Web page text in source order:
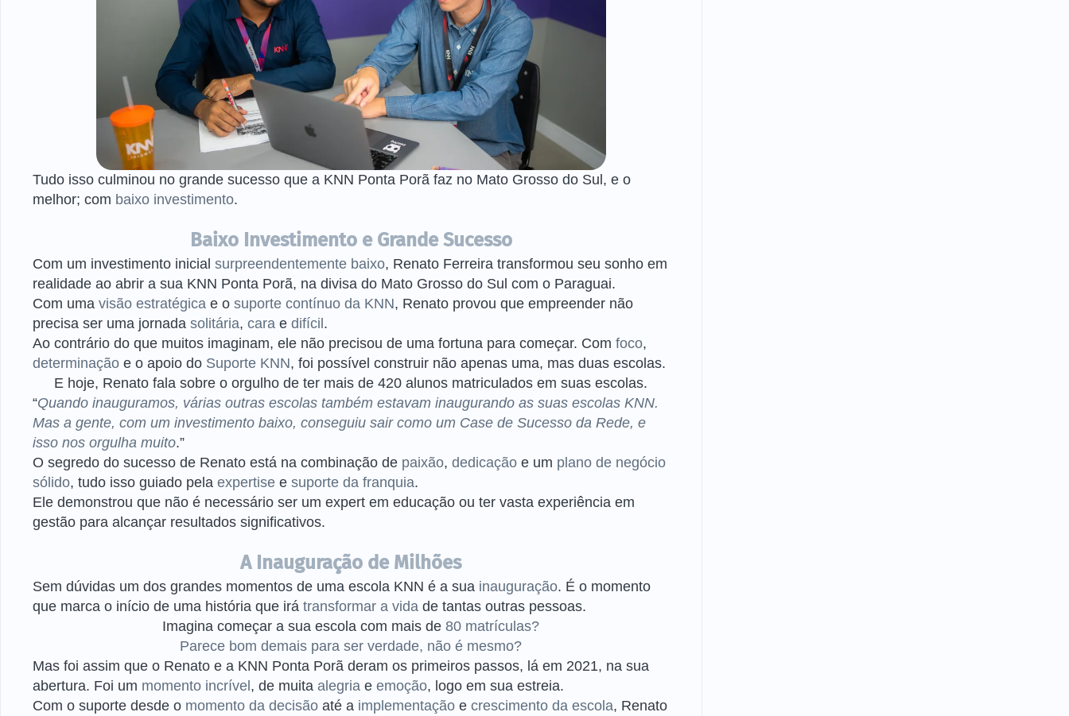
Tudo isso culminou no grande sucesso que a KNN Ponta Porã faz no Mato Grosso do Sul, e o
melhor; com baixo investimento.
Baixo Investimento e Grande Sucesso
Com um investimento inicial surpreendentemente baixo, Renato Ferreira transformou seu sonho em
realidade ao abrir a sua KNN Ponta Porã, na divisa do Mato Grosso do Sul com o Paraguai.
Com uma visão estratégica e o suporte contínuo da KNN, Renato provou que empreender não
precisa ser uma jornada solitária, cara e difícil.
Ao contrário do que muitos imaginam, ele não precisou de uma fortuna para começar. Com foco,
determinação e o apoio do Suporte KNN, foi possível construir não apenas uma, mas duas escolas.
E hoje, Renato fala sobre o orgulho de ter mais de 420 alunos matriculados em suas escolas.
“Quando inauguramos, várias outras escolas também estavam inaugurando as suas escolas KNN.
Mas a gente, com um investimento baixo, conseguiu sair como um Case de Sucesso da Rede, e
isso nos orgulha muito.”
O segredo do sucesso de Renato está na combinação de paixão, dedicação e um plano de negócio
sólido, tudo isso guiado pela expertise e suporte da franquia.
Ele demonstrou que não é necessário ser um expert em educação ou ter vasta experiência em
gestão para alcançar resultados significativos.
A Inauguração de Milhões
Sem dúvidas um dos grandes momentos de uma escola KNN é a sua inauguração. É o momento
que marca o início de uma história que irá transformar a vida de tantas outras pessoas.
Imagina começar a sua escola com mais de80 matrículas?
Parece bom demais para ser verdade, não é mesmo?
Mas foi assim que o Renato e a KNN Ponta Porã deram os primeiros passos, lá em 2021, na sua
abertura. Foi um momento incrível, de muita alegria e emoção, logo em sua estreia.
Com o suporte desde o momento da decisão até a implementação e crescimento da escola, Renato